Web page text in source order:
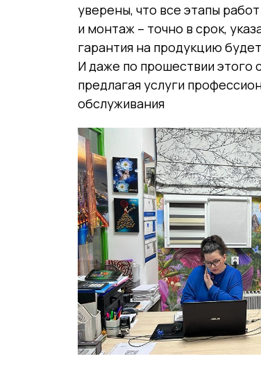
уверены, что все этапы
и монтаж – точно в срок,
гарантия на продукцию
И даже по прошествии этого
предлагая услуги
обслуживания